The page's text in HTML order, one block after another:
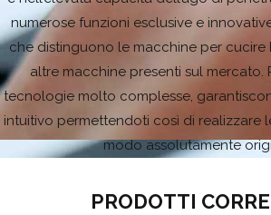
numerose funzioni esclusive e
che distinguono le macchine per cucire
altre macchine presenti sul mercato.
tecnologie molto complesse,
intuitivo permettendoti così di realizzare
modo assolutamente
PRODOTTI